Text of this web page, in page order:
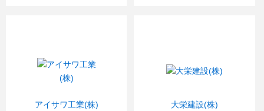
アイサワ工業(株) 大栄建設(株)